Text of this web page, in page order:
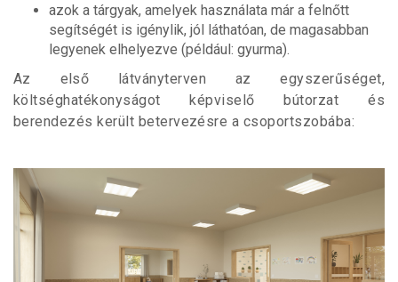
azok a tárgyak, amelyek használata már a felnőtt
segítségét is igénylik, jól láthatóan, de magasabban
legyenek elhelyezve (például: gyurma).
Az első látványterven az egyszerűséget,
költséghatékonyságot képviselő bútorzat és
berendezés került betervezésre a csoportszobába: